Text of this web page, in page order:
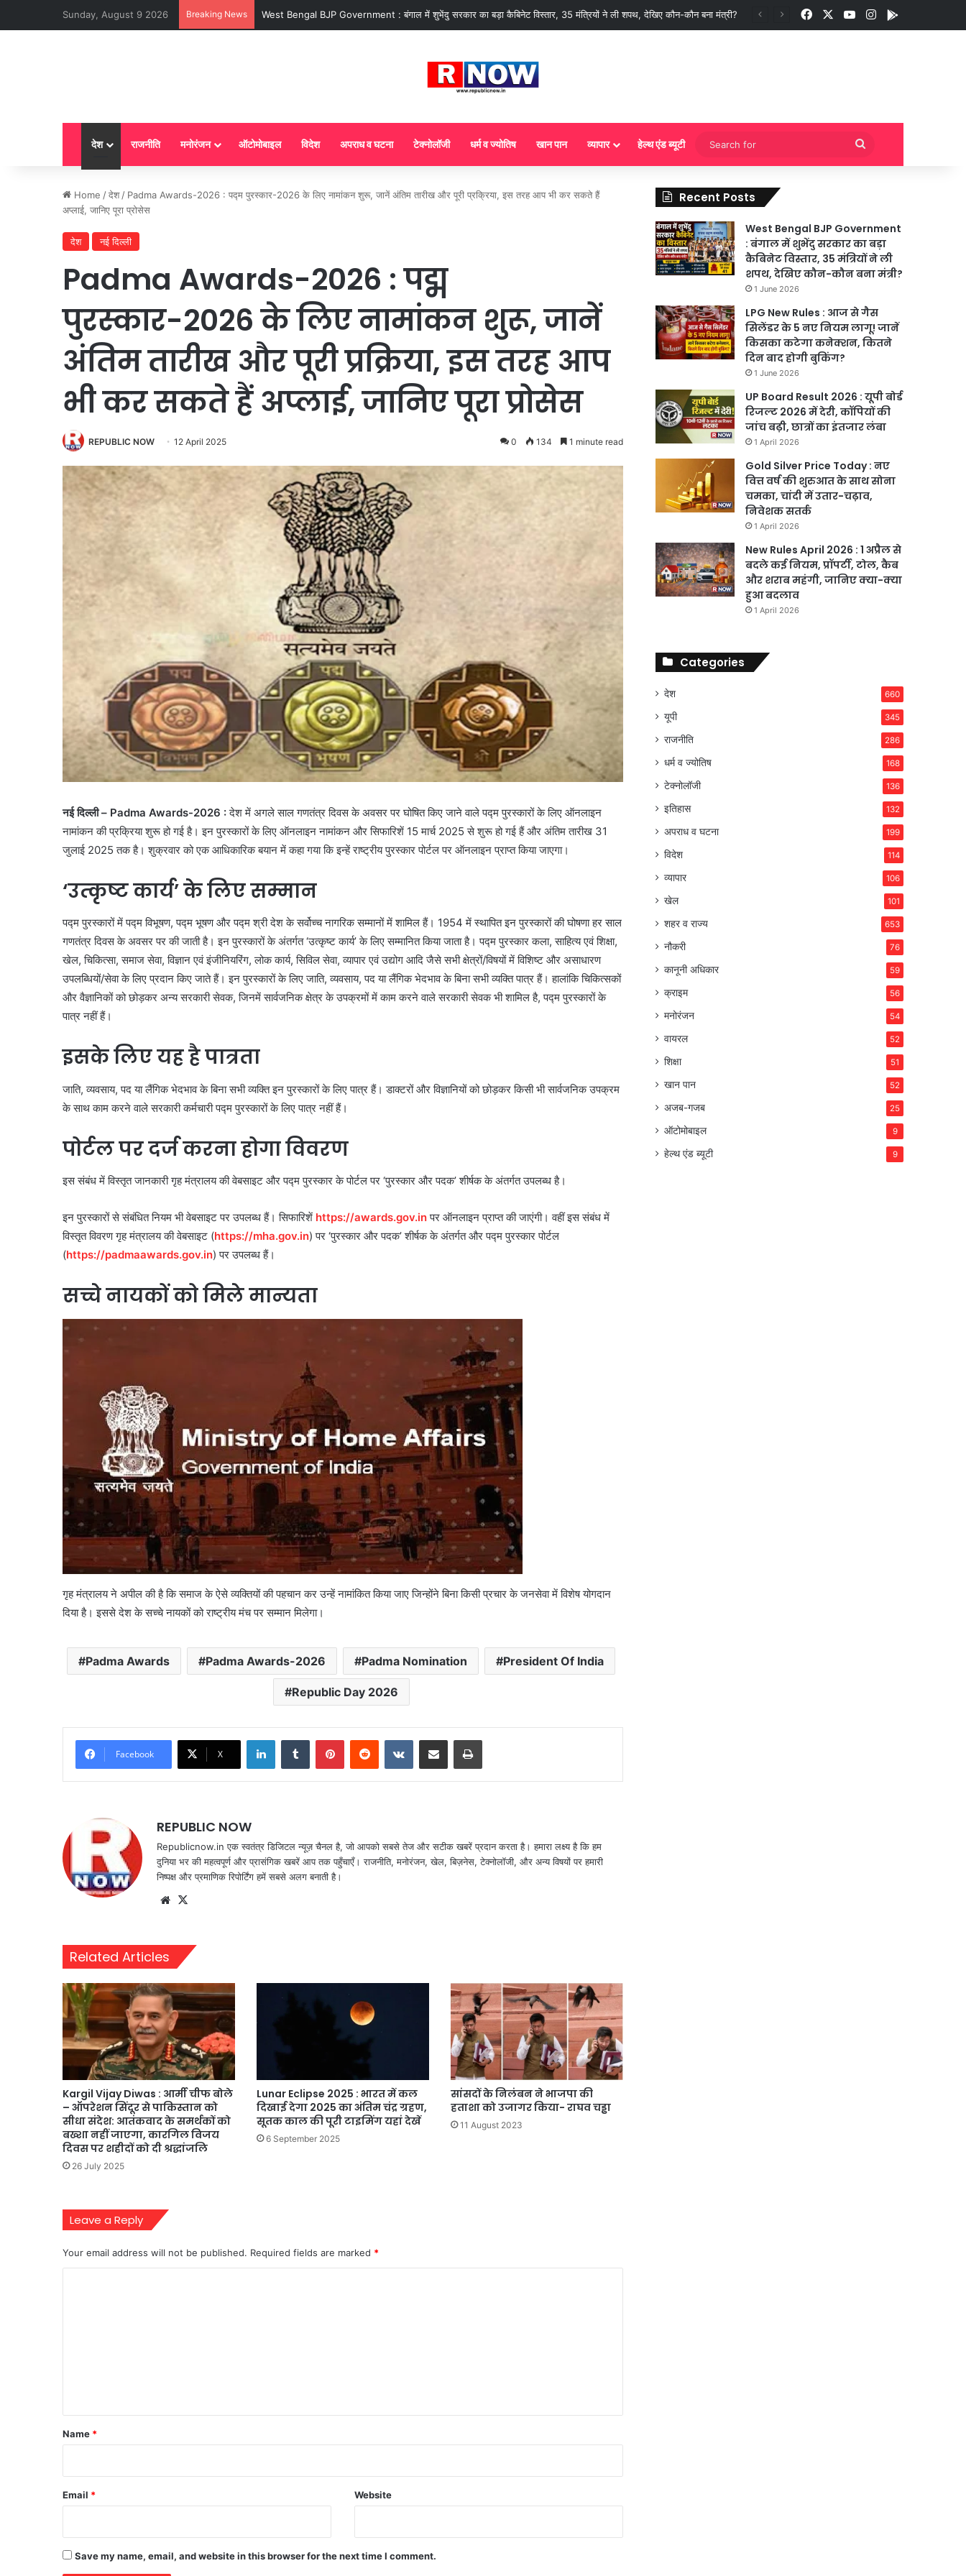
Sunday, August 9 2026 Breaking News LPG New Rules : आज से गैस सिलेंडर के 5 नए नियम लागू! जानें किसका कटेगा कनेक्शन, कितने दिन बाद होगी बुकिंग? FacebookYouTubeInstagram
देश राजनीति मनोरंजन ऑटोमोबाइल विदेश अपराध व घटना टेक्नोलॉजी धर्म व ज्योतिष खान पान व्यापार हेल्थ एंड ब्यूटी
Search
for
Home /देश / Padma Awards-2026 : पद्म पुरस्कार-2026 के लिए नामांकन शुरू, जानें अंतिम तारीख और पूरी प्रक्रिया, इस तरह आप भी कर सकते हैं
अप्लाई, जानिए पूरा प्रोसेस
देश नई दिल्ली
Padma Awards-2026 : पद्म
पुरस्कार-2026 के लिए नामांकन शुरू, जानें
अंतिम तारीख और पूरी प्रक्रिया, इस तरह आप
भी कर सकते हैं अप्लाई, जानिए पूरा प्रोसेस
REPUBLIC NOW 12 April 2025 0 134 1 minute read
नई दिल्‍ली – Padma Awards-2026 :देश में अगले साल गणतंत्र दिवस के अवसर पर घोषित किए जाने वाले पद्म पुरस्‍कारों के लिए ऑनलाइन
नामांकन की प्रक्रिया शुरू हो गई है। इन पुरस्‍कारों के लिए ऑनलाइन नामांकन और सिफारिशें 15 मार्च 2025 से शुरू हो गई हैं और अंतिम तारीख 31
जुलाई 2025 तक है। शुक्रवार को एक आधिकारिक बयान में कहा गया कि इन्हें राष्ट्रीय पुरस्कार पोर्टल पर ऑनलाइन प्राप्त किया जाएगा।
‘उत्‍कृष्‍ट कार्य’ के लिए सम्‍मान
पद्म पुरस्‍कारों में पद्म विभूषण, पद्म भूषण और पद्म श्री देश के सर्वोच्‍च नागरिक सम्‍मानों में शामिल हैं। 1954 में स्‍थापित इन पुरस्‍कारों की घोषणा हर साल
गणतंत्र दिवस के अवसर पर की जाती है। इन पुरस्‍कारों के अंतर्गत ‘उत्‍कृष्‍ट कार्य’ के लिए सम्‍मानित किया जाता है। पद्म पुरस्‍कार कला, साहित्य एवं शिक्षा,
खेल, चिकित्सा, समाज सेवा, विज्ञान एवं इंजीनियरिंग, लोक कार्य, सिविल सेवा, व्यापार एवं उद्योग आदि जैसे सभी क्षेत्रों/विषयों में विशिष्‍ट और असाधारण
उपलब्धियों/सेवा के लिए प्रदान किए जाते हैं। इन पुरस्‍कारों के लिए जाति, व्यवसाय, पद या लैंगिक भेदभाव के बिना सभी व्यक्ति पात्र हैं। हालांकि चिकित्‍सकों
और वैज्ञानिकों को छोड़कर अन्‍य सरकारी सेवक, जिनमें सार्वजनिक क्षेत्र के उपक्रमों में काम करने वाले सरकारी सेवक भी शामिल है, पद्म पुरस्‍कारों के
पात्र नहीं हैं।
इसके लिए यह है पात्रता
जाति, व्यवसाय, पद या लैंगिक भेदभाव के बिना सभी व्यक्ति इन पुरस्कारों के लिए पात्र हैं। डाक्टरों और विज्ञानियों को छोड़कर किसी भी सार्वजनिक उपक्रम
के साथ काम करने वाले सरकारी कर्मचारी पद्म पुरस्कारों के लिए पात्र नहीं हैं।
पोर्टल पर दर्ज करना होगा विवरण
इस संबंध में विस्तृत जानकारी गृह मंत्रालय की वेबसाइट और पद्म पुरस्कार के पोर्टल पर ‘पुरस्कार और पदक’ शीर्षक के अंतर्गत उपलब्ध है।
इन पुरस्कारों से संबंधित नियम भी वेबसाइट पर उपलब्ध हैं। सिफारिशें https://awards.gov.inपर ऑनलाइन प्राप्‍त की जाएंगी। वहीं इस संबंध में
विस्‍तृत विवरण गृह मंत्रालय की वेबसाइट (https://mha.gov.in) पर ‘पुरस्‍कार और पदक’ शीर्षक के अंतर्गत और पद्म पुरस्‍कार पोर्टल
(https://padmaawards.gov.in) पर उपलब्‍ध हैं।
सच्चे नायकों को मिले मान्यता
गृह मंत्रालय ने अपील की है कि समाज के ऐसे व्यक्तियों की पहचान कर उन्हें नामांकित किया जाए जिन्होंने बिना किसी प्रचार के जनसेवा में विशेष योगदान
दिया है। इससे देश के सच्चे नायकों को राष्ट्रीय मंच पर सम्मान मिलेगा।
Padma Awards Padma Awards-2026 Padma Nomination President Of India
Republic Day 2026
Facebook X
LinkedInTumblr PinterestReddit VKontakteShare via Email Print
REPUBLIC NOW
Republicnow.in एक स्वतंत्र डिजिटल न्यूज़ चैनल है, जो आपको सबसे तेज और सटीक खबरें प्रदान करता है। हमारा लक्ष्य है कि हम
दुनिया भर की महत्वपूर्ण और प्रासंगिक खबरें आप तक पहुँचाएँ। राजनीति, मनोरंजन, खेल, बिज़नेस, टेक्नोलॉजी, और अन्य विषयों पर हमारी
निष्पक्ष और प्रमाणिक रिपोर्टिंग हमें सबसे अलग बनाती है।
Website
Related Articles
Kargil Vijay Diwas : आर्मी चीफ बोले
– ऑपरेशन सिंदूर से पाकिस्तान को
सीधा संदेश: आतंकवाद के समर्थकों को
बख्शा नहीं जाएगा, कारगिल विजय
दिवस पर शहीदों को दी श्रद्धांजलि
26 July 2025
Lunar Eclipse 2025 : भारत में कल
दिखाई देगा 2025 का अंतिम चंद्र ग्रहण,
सूतक काल की पूरी टाइमिंग यहां देखें
6 September 2025
सांसदों के निलंबन ने भाजपा की
हताशा को उजागर किया- राघव चड्ढा
11 August 2023
Leave a Reply
Your email address will not be published. Required fields are marked *
*
Name *
Email * Website
Save my name, email, and website in this browser for the next time I comment.
Recent Posts
West Bengal BJP Government
: बंगाल में शुभेंदु सरकार का बड़ा
कैबिनेट विस्तार, 35 मंत्रियों ने ली
शपथ, देखिए कौन-कौन बना मंत्री?
1 June 2026
LPG New Rules : आज से गैस
सिलेंडर के 5 नए नियम लागू! जानें
किसका कटेगा कनेक्शन, कितने
दिन बाद होगी बुकिंग?
1 June 2026
UP Board Result 2026 : यूपी बोर्ड
रिजल्ट 2026 में देरी, कॉपियों की
जांच बढ़ी, छात्रों का इंतजार लंबा
1 April 2026
Gold Silver Price Today : नए
वित्त वर्ष की शुरुआत के साथ सोना
चमका, चांदी में उतार-चढ़ाव,
निवेशक सतर्क
1 April 2026
New Rules April 2026 : 1 अप्रैल से
बदले कई नियम, प्रॉपर्टी, टोल, कैब
और शराब महंगी, जानिए क्या-क्या
हुआ बदलाव
1 April 2026
Categories
देश 660
यूपी 345
राजनीति 286
धर्म व ज्योतिष 168
टेक्नोलॉजी 136
इतिहास 132
अपराध व घटना 199
विदेश 114
व्यापार 106
खेल 101
शहर व राज्य 653
नौकरी 76
कानूनी अधिकार 59
क्राइम 56
मनोरंजन 54
वायरल 52
शिक्षा 51
खान पान 52
अजब-गजब 25
ऑटोमोबाइल 9
हेल्थ एंड ब्यूटी 9